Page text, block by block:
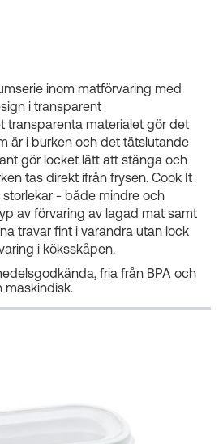
inom matförvaring med
i transparent
transparenta materialet gör det
är i burken och det tätslutande
gör locket lätt att stänga och
tas direkt ifrån frysen. Cook It
storlekar - både mindre och
av förvaring av lagad mat samt
travar fint i varandra utan lock
i köksskåpen.
fria från BPA och
maskindisk.